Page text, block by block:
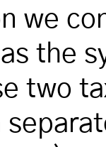
we
the
two